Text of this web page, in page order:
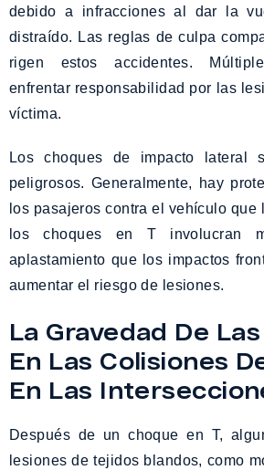
debido a infracciones al dar la
distraído. Las reglas de culpa
rigen estos accidentes.
enfrentar responsabilidad por las
víctima.
Los choques de impacto lateral
peligrosos. Generalmente, hay
los pasajeros contra el vehículo que
los choques en T involucran
aplastamiento que los impactos
aumentar el riesgo de lesiones.
La Gravedad De
En Las Colisiones
En Las
Después de un choque en T,
lesiones de tejidos blandos, como